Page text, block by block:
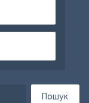
Пошук